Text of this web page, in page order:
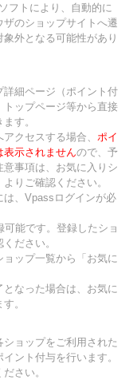
フトにより、自動的に
のショップサイトへ遷
外となる可能性があり
細ページ（ポイント付
ップページ等から直接
す。
クセスする場合、 ポイ
表示されませんので、予
事項は、お気に入りシ
りご確認ください。
は、Vpassログインが必
能です。登録したショ
ださい。
ップ一覧から「お気に
なった場合は、お気に
。
ョップをご利用された
ント付与を行います。
さい。